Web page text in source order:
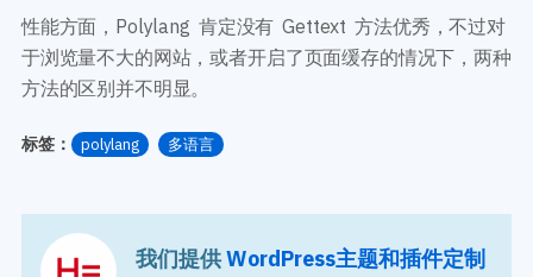
性能方面，Polylang 肯定没有 Gettext 方法优秀，不过对
于浏览量不大的网站，或者开启了页面缓存的情况下，两种
方法的区别并不明显。
标签： polylang 多语言
我们提供WordPress主题和插件定制